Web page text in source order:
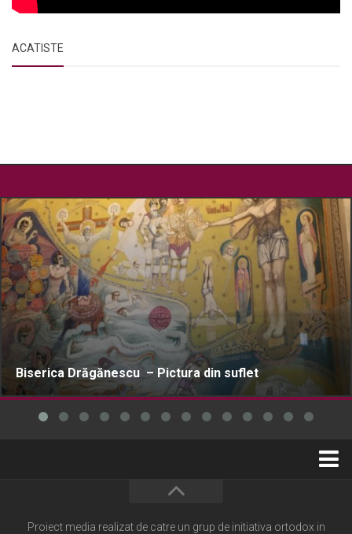
ACATISTE
Biserica Drăgănescu – Pictura din suflet
Cultură creștină
Proiect media realizat de catre un grup de initiativa ortodox in